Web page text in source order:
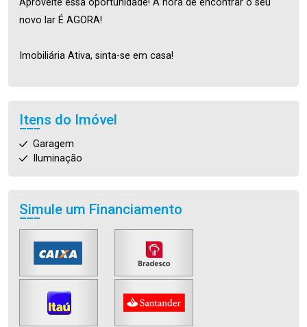
Aproveite essa oportunidade! A hora de encontrar o seu
novo lar É AGORA!
Imobiliária Ativa, sinta-se em casa!
Itens do Imóvel
Garagem
Iluminação
Simule um Financiamento